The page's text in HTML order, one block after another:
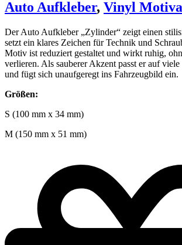
Auto Aufkleber, Vinyl
Der Auto Aufkleber „Zylinder“ zeigt einen
setzt ein klares Zeichen für Technik und
Motiv ist reduziert gestaltet und wirkt ruhig,
verlieren. Als sauberer Akzent passt er auf
und fügt sich unaufgeregt ins Fahrzeugbild ein.
Größen:
S (100 mm x 34 mm)
M (150 mm x 51 mm)